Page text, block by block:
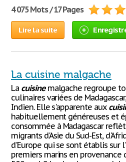
4 075 Mots / 17 Pages
Lire la suite
La cuisine malgache
La cuisinemalgache regroupe
culinaires variées de
Indien. Elle s'apparente aux
habituellement généreuses et
consommée à Madagascar
migrants d'Asie du Sud-Est,
d'Europe qui se sont établis sur
premiers marins en provenance